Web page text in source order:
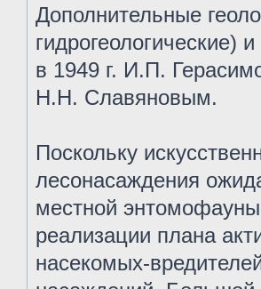
Дополнительные
гидрогеологические)
в 1949 г. И.П.
Н.Н. Славяновым.
Поскольку
лесонасаждения
местной
реализации плана
насекомых-